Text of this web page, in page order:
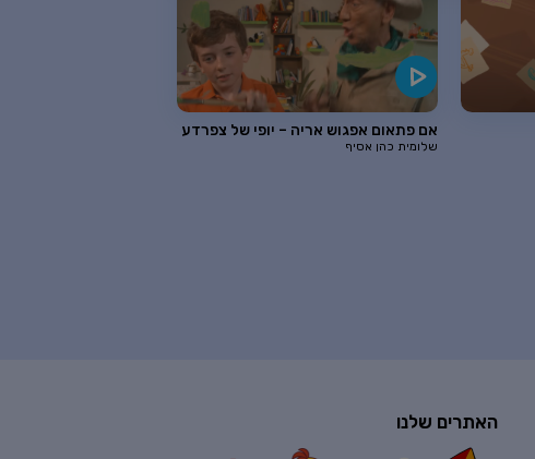
אם פתאום אפגוש אריה – יופי של צפרדע
שלומית כהן אסיף
האתרים שלנו